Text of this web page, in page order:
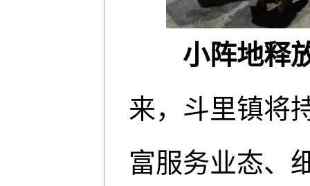
小阵地释放
来，斗里镇将
富服务业态、